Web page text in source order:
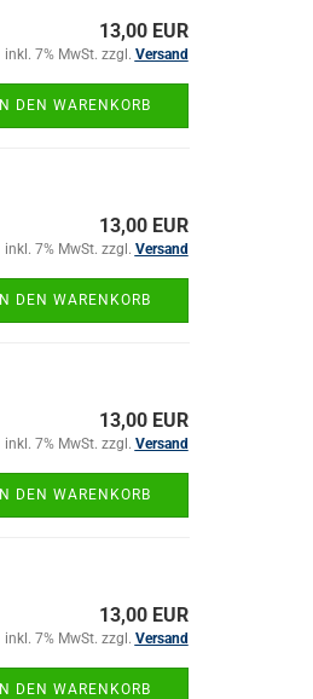
13,00 EUR
inkl. 7% MwSt. zzgl. Versand
IN DEN WARENKORB
13,00 EUR
inkl. 7% MwSt. zzgl. Versand
IN DEN WARENKORB
13,00 EUR
inkl. 7% MwSt. zzgl. Versand
IN DEN WARENKORB
13,00 EUR
inkl. 7% MwSt. zzgl. Versand
IN DEN WARENKORB